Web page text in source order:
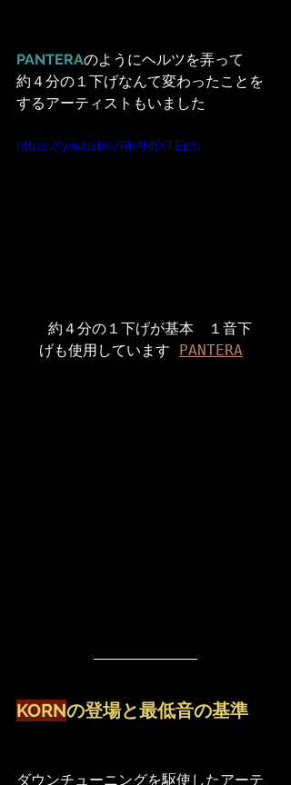
PANTERAのようにヘルツを弄って
約４分の１下げなんて変わったことを
するアーティストもいました
https://youtu.be/RkAMtXTEjco
約４分の１下げが基本　１音下
げも使用しています
PANTERA
KORNの登場と最低音の基準
ダウンチューニングを駆使したアーテ